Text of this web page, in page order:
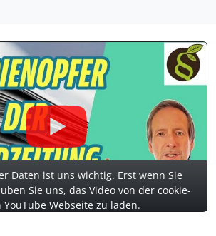
Daten ist uns wichtig. Erst wenn Sie
Sie uns, das Video von der cookie-
Webseite zu laden.